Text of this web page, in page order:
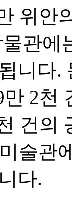
위안
관에
니다.
만 2천
건
술관
다.